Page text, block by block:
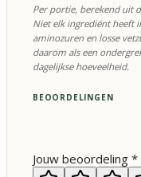
Per portie, berekend uit
Niet elk ingrediënt heeft
aminozuren en losse
daarom als een
dagelijkse hoeveelheid.
BEOORDELINGEN
Jouw beoordeling *